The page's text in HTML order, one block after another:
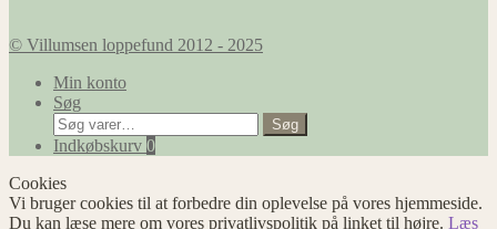
© Villumsen loppefund 2012 - 2025
Min konto
Søg
Søg
efter:
Søg
Indkøbskurv 0
Cookies
Vi bruger cookies til at forbedre din oplevelse på vores hjemmeside.
Du kan læse mere om vores privatlivspolitik på linket til højre. Læs